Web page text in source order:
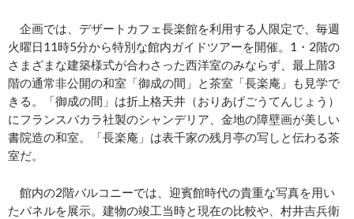
企画では、デザートカフェ長楽館を利用する人限定で、毎週
火曜日11時5分から特別な館内ガイドツアーを開催。1・2階の
さまざまな建築様式が合わさった西洋室のみならず、最上階3
階の通常非公開の和室「御成の間」と茶室「長楽庵」も見学で
きる。「御成の間」は折上格天井（おりあげごうてんじょう）
にフランスバカラ社製のシャンデリア、金地の障壁画が美しい
書院造の和室。「長楽庵」は表千家の残月亭の写しと伝わる茶
室だ。
館内の2階バルコニーでは、迎賓館時代の貴重な写真を用い
たパネルを展示。建物の竣工当時と現在の比較や、村井吉兵衛